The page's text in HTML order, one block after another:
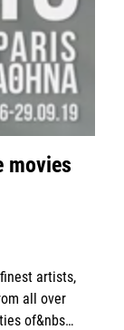
movies
artists,
all over
of&nbs…